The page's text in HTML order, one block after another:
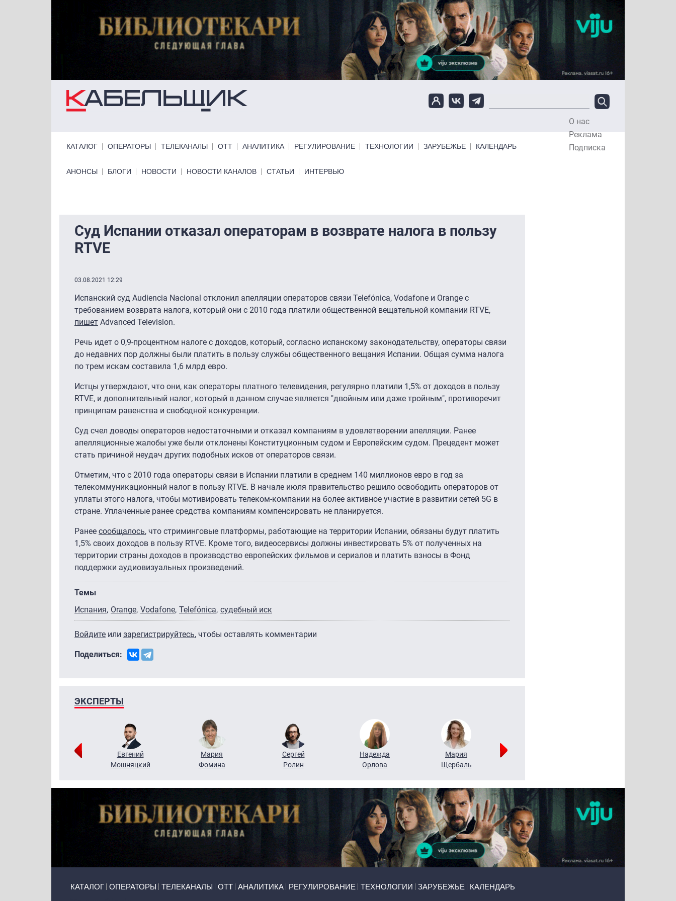
О нас
Реклама
Подписка
КАТАЛОГ ОПЕРАТОРЫ ТЕЛЕКАНАЛЫ ОТТ АНАЛИТИКА РЕГУЛИРОВАНИЕ ТЕХНОЛОГИИ ЗАРУБЕЖЬЕ КАЛЕНДАРЬ
Primary links bottom
АНОНСЫ БЛОГИ НОВОСТИ НОВОСТИ КАНАЛОВ СТАТЬИ ИНТЕРВЬЮ
Суд Испании отказал операторам в возврате налога в пользу
RTVE
03.08.2021 12:29
Испанский суд Audiencia Nacional отклонил апелляции операторов связи Telefónica, Vodafone и Orange с
требованием возврата налога, который они с 2010 года платили общественной вещательной компании RTVE,
пишет Advanced Television.
Речь идет о 0,9-процентном налоге с доходов, который, согласно испанскому законодательству, операторы связи
до недавних пор должны были платить в пользу службы общественного вещания Испании. Общая сумма налога
по трем искам составила 1,6 млрд евро.
Истцы утверждают, что они, как операторы платного телевидения, регулярно платили 1,5% от доходов в пользу
RTVE, и дополнительный налог, который в данном случае является "двойным или даже тройным", противоречит
принципам равенства и свободной конкуренции.
Суд счел доводы операторов недостаточными и отказал компаниям в удовлетворении апелляции. Ранее
апелляционные жалобы уже были отклонены Конституционным судом и Европейским судом. Прецедент может
стать причиной неудач других подобных исков от операторов связи.
Отметим, что с 2010 года операторы связи в Испании платили в среднем 140 миллионов евро в год за
телекоммуникационный налог в пользу RTVE. В начале июля правительство решило освободить операторов от
уплаты этого налога, чтобы мотивировать телеком-компании на более активное участие в развитии сетей 5G в
стране. Уплаченные ранее средства компаниям компенсировать не планируется.
Ранее сообщалось, что стриминговые платформы, работающие на территории Испании, обязаны будут платить
1,5% своих доходов в пользу RTVE. Кроме того, видеосервисы должны инвестировать 5% от полученных на
территории страны доходов в производство европейских фильмов и сериалов и платить взносы в Фонд
поддержки аудиовизуальных произведений.
Темы
Испания Orange Vodafone Telefónica судебный иск
Войдите или зарегистрируйтесь, чтобы оставлять комментарии
Поделиться:
ЭКСПЕРТЫ
Евгений
Мошняцкий
Мария
Фомина
Сергей
Ролин
Надежда
Орлова
Мария
Щербаль
КАТАЛОГ ОПЕРАТОРЫ ТЕЛЕКАНАЛЫ ОТТ АНАЛИТИКА РЕГУЛИРОВАНИЕ ТЕХНОЛОГИИ ЗАРУБЕЖЬЕ КАЛЕНДАРЬ